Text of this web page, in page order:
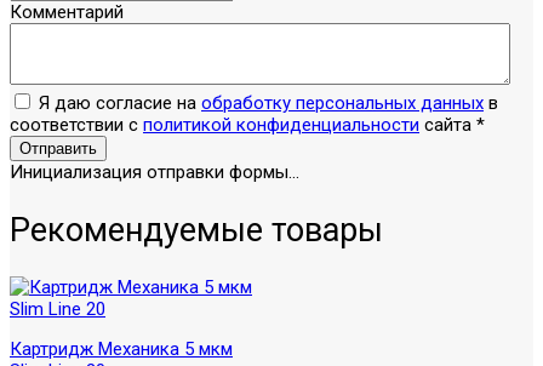
Комментарий
Я даю согласие на обработку персональных данных в
соответствии с политикой конфиденциальности сайта *
Отправить
Инициализация отправки формы...
Рекомендуемые товары
Картридж Механика 5 мкм